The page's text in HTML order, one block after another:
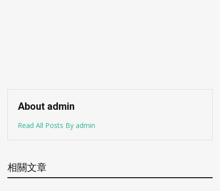
About admin
Read All Posts By admin
相關文章